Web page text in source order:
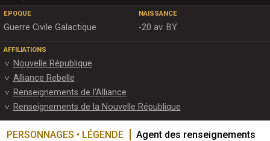
EPOQUE
Guerre Civile Galactique
NAISSANCE
-20 av. BY
AFFILIATIONS
Nouvelle République
Alliance Rebelle
Renseignements de l'Alliance
Renseignements de la Nouvelle République
PERSONNAGES • LÉGENDE
Agent des renseignements